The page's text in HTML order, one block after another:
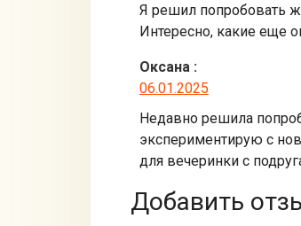
Я решил попробовать
Интересно, какие еще
Оксана :
06.01.2025
Недавно решила
экспериментирую с
для вечеринки с
Добавить